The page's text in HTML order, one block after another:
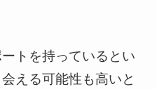
トを持っているとい
える可能性も高いと